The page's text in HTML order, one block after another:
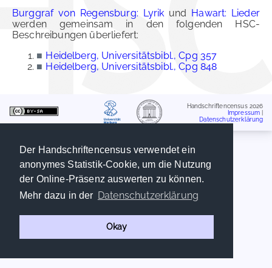
Der Handschriftencensus verwendet ein
anonymes Statistik-Cookie, um die Nutzung
der Online-Präsenz auswerten zu können.
Mehr dazu in der Datenschutzerklärung
Okay
Burggraf von Regensburg: Lyrik und Hawart: Lieder
werden gemeinsam in den folgenden HSC-
Beschreibungen überliefert:
■ Heidelberg, Universitätsbibl., Cpg 357
■ Heidelberg, Universitätsbibl., Cpg 848
Handschriftencensus 2026
Impressum
Datenschutzerklärung